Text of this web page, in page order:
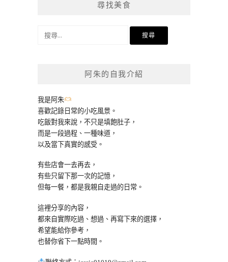
尋找美食
阿朱的自我介紹
我是阿朱
喜歡記錄日常的小吃風景。
吃飯對我來說，不只是填飽肚子，
而是一段過程、一種味道，
以及當下真實的感受。
有些店會一去再去，
有些只留下那一次的記憶，
但每一餐，都是我親自走過的日常。
這裡分享的內容，
都來自實際吃過、想過、再寫下來的選擇，
希望能給你參考，
也替你省下一點時間。